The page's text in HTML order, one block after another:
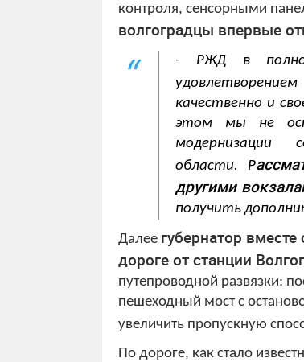
контроля, сенсорными
волгоградцы впервые
- РЖД в
качественно и
этом мы не
модернизации
области. Р
другими
получить
Далее губернатор
дороге от станции
путепроводной развязки:
пешеходный мост с
увеличить пропускную
По дороге, как стало